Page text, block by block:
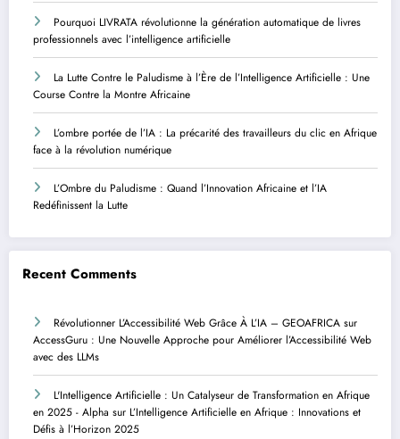
Pourquoi LIVRATA révolutionne la génération automatique de livres
professionnels avec l’intelligence artificielle
La Lutte Contre le Paludisme à l’Ère de l’Intelligence Artificielle : Une
Course Contre la Montre Africaine
L’ombre portée de l’IA : La précarité des travailleurs du clic en Afrique
face à la révolution numérique
L’Ombre du Paludisme : Quand l’Innovation Africaine et l’IA
Redéfinissent la Lutte
Recent Comments
Révolutionner L’Accessibilité Web Grâce À L’IA – GEOAFRICA sur
AccessGuru : Une Nouvelle Approche pour Améliorer l’Accessibilité Web
avec des LLMs
L'Intelligence Artificielle : Un Catalyseur de Transformation en Afrique
en 2025 - Alpha sur L’Intelligence Artificielle en Afrique : Innovations et
Défis à l’Horizon 2025